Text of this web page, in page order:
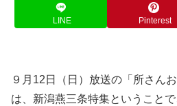
LINE Pinterest
９月12日（日）放送の「所さん
は、新潟燕三条特集ということ